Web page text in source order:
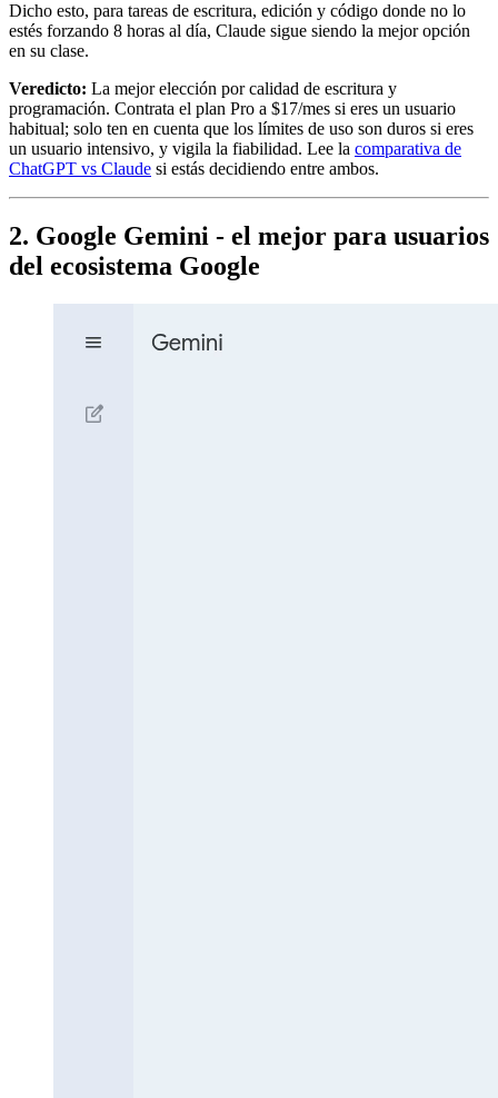
Dicho esto, para tareas de escritura, edición y código donde no lo
estés forzando 8 horas al día, Claude sigue siendo la mejor opción
en su clase.
Veredicto: La mejor elección por calidad de escritura y
programación. Contrata el plan Pro a $17/mes si eres un usuario
habitual; solo ten en cuenta que los límites de uso son duros si eres
un usuario intensivo, y vigila la fiabilidad. Lee la comparativa de
ChatGPT vs Claude si estás decidiendo entre ambos.
2. Google Gemini - el mejor para usuarios
del ecosistema Google